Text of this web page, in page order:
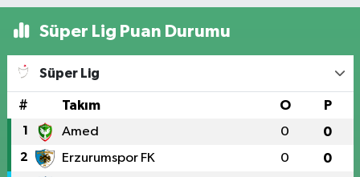
Süper Lig Puan Durumu
Süper Lig
# Takım O P
1 Amed 0 0
2 Erzurumspor FK 0 0